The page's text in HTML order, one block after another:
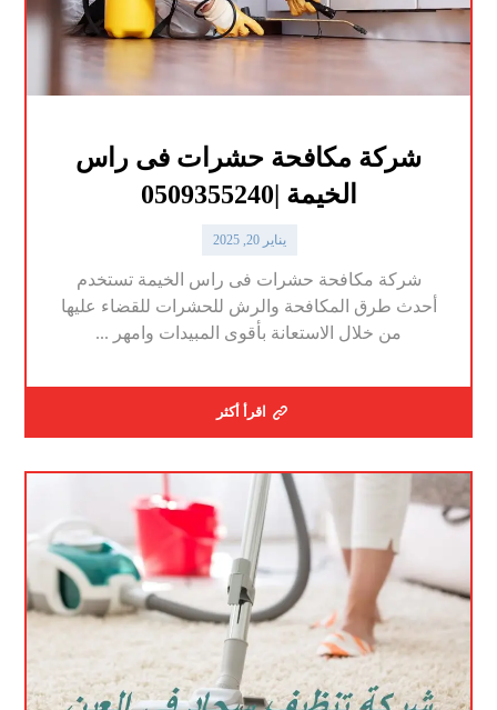
شركة مكافحة حشرات فى راس
الخيمة |0509355240
يناير 20, 2025
شركة مكافحة حشرات فى راس الخيمة تستخدم
أحدث طرق المكافحة والرش للحشرات للقضاء عليها
من خلال الاستعانة بأقوى المبيدات وامهر ...
اقرأ أكثر